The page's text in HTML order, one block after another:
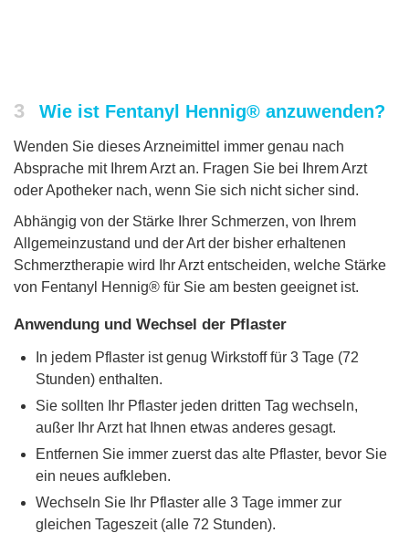
3 Wie ist Fentanyl Hennig® anzuwenden?
Wenden Sie dieses Arzneimittel immer genau nach
Absprache mit Ihrem Arzt an. Fragen Sie bei Ihrem Arzt
oder Apotheker nach, wenn Sie sich nicht sicher sind.
Abhängig von der Stärke Ihrer Schmerzen, von Ihrem
Allgemeinzustand und der Art der bisher erhaltenen
Schmerztherapie wird Ihr Arzt entscheiden, welche Stärke
von Fentanyl Hennig® für Sie am besten geeignet ist.
Anwendung und Wechsel der Pflaster
In jedem Pflaster ist genug Wirkstoff für 3 Tage (72
Stunden) enthalten.
Sie sollten Ihr Pflaster jeden dritten Tag wechseln,
außer Ihr Arzt hat Ihnen etwas anderes gesagt.
Entfernen Sie immer zuerst das alte Pflaster, bevor Sie
ein neues aufkleben.
Wechseln Sie Ihr Pflaster alle 3 Tage immer zur
gleichen Tageszeit (alle 72 Stunden).